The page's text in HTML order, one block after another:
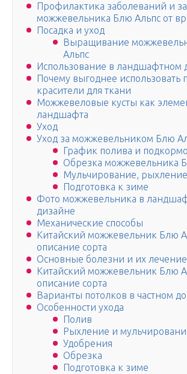
Профилактика заболеваний и
можжевельника Блю Альпс от
Посадка и уход
Выращивание
Альпс
Использование в ландшафтном
Почему выгоднее использовать
красители для ткани
Можжевеловые кусты как
ландшафта
Уход
Уход за можжевельником Блю
График полива и
Обрезка можжевельника
Мульчирование, рыхление
Подготовка к зиме
Фото можжевельника в
дизайне
Механические способы
Китайский можжевельник Блю
описание сорта
Основные болезни и их лечение
Китайский можжевельник Блю
описание сорта
Варианты потолков в частном
Особенности ухода
Полив
Рыхление и
Удобрения
Обрезка
Подготовка к зиме